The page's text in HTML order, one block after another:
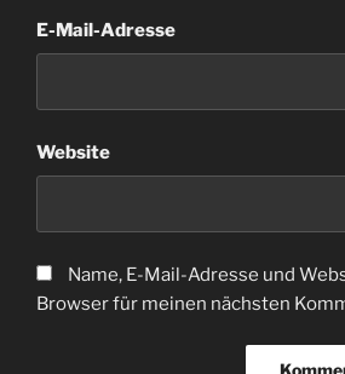
E-Mail-Adresse
Website
Name, E-Mail-Adresse und
Browser für meinen nächsten